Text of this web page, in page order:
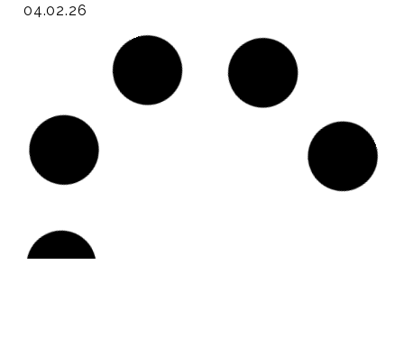
04.02.26
Segona part tallers
04.02.26
Tallers culturals
d’hivern
28.01.26
Inauguració
«Records d’una
28.01.26
Activitats culturals